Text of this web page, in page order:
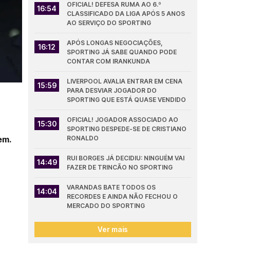
16:54
OFICIAL! DEFESA RUMA AO 6.º
CLASSIFICADO DA LIGA APÓS 5 ANOS
AO SERVIÇO DO SPORTING
16:12
APÓS LONGAS NEGOCIAÇÕES,
SPORTING JÁ SABE QUANDO PODE
CONTAR COM IRANKUNDA
15:59
LIVERPOOL AVALIA ENTRAR EM CENA
PARA DESVIAR JOGADOR DO
SPORTING QUE ESTÁ QUASE VENDIDO
15:30
OFICIAL! JOGADOR ASSOCIADO AO
SPORTING DESPEDE-SE DE CRISTIANO
RONALDO
14:49
RUI BORGES JÁ DECIDIU: NINGUÉM VAI
FAZER DE TRINCÃO NO SPORTING
14:04
VARANDAS BATE TODOS OS
RECORDES E AINDA NÃO FECHOU O
MERCADO DO SPORTING
Ver mais